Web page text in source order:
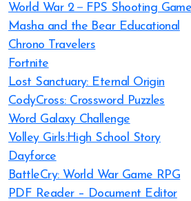
World War 2－FPS Shooting
Masha and the Bear Educational
Chrono Travelers
Fortnite
Lost Sanctuary: Eternal Origin
CodyCross: Crossword Puzzles
Word Galaxy Challenge
Volley Girls:High School Story
Dayforce
BattleCry: World War Game RPG
PDF Reader – Document Editor